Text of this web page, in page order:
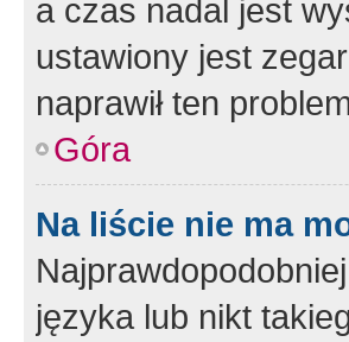
a czas nadal jest
ustawiony jest
naprawił ten
Góra
Na liście nie ma
języka lub nikt